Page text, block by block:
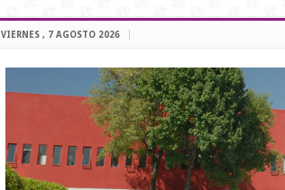
VIERNES , 7 AGOSTO 2026